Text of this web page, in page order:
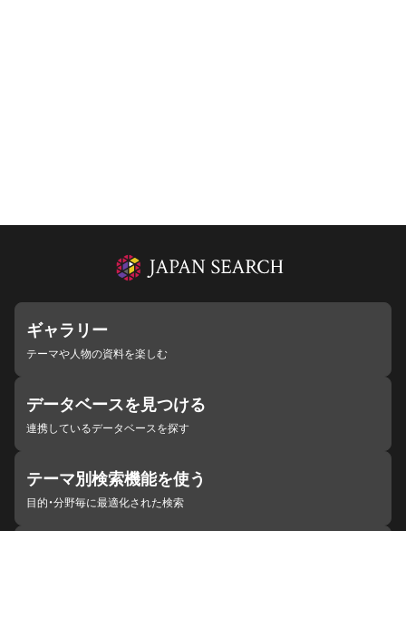
ギャラリー
テーマや人物の資料を楽しむ
データベースを見つける
連携しているデータベースを探す
テーマ別検索機能を使う
目的・分野毎に最適化された検索